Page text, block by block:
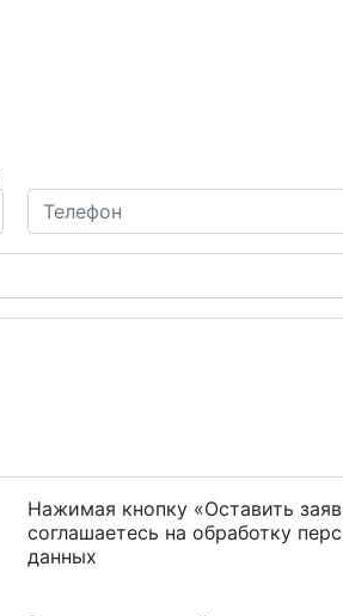
Нажимая кнопку «Оставить
соглашаетесь на обработку
данных